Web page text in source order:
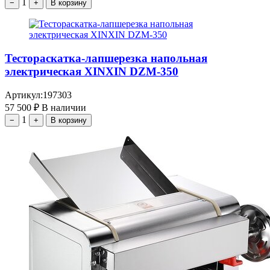
− + В корзину
Тестораскатка-лапшерезка напольная
электрическая XINXIN DZM-350
Артикул:197303
57 500 ₽ В наличии
− 1 + В корзину